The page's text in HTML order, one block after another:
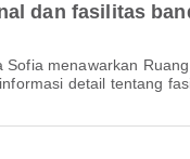
dan fasilitas
detail tentang